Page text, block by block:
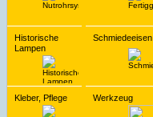
Historische
Lampen
Schmiedeeisen
Kleber, Pflege Werkzeug